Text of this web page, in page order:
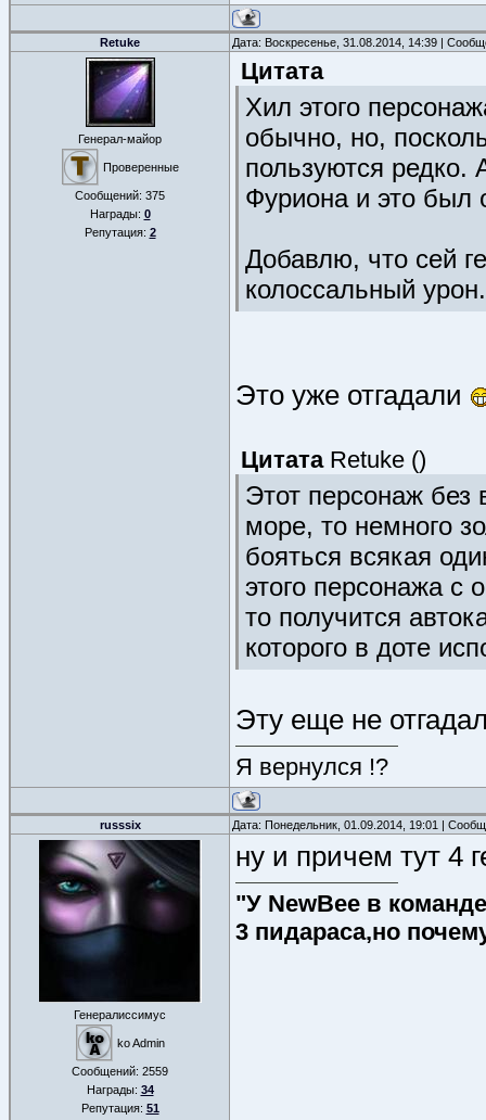
Retuke Дата: Воскресенье, 31.08.2014, 14:39 |
Генерал-майор
Проверенные
Сообщений: 375
Награды: 0
Репутация: 2
Цитата
Хил этого
обычно, но,
пользуются
Фуриона и это был
Добавлю, что сей
колоссальный урон.
Это уже отгадали
Цитата Retuke ()
Этот персонаж без
море, то немного
бояться всякая
этого персонажа с
то получится
которого в доте
Эту еще не
Я вернулся !?
russsix Дата: Понедельник, 01.09.2014, 19:01 |
Генералиссимус
ko Admin
Сообщений: 2559
Награды: 34
Репутация: 51
ну и причем тут 4
"У NewBee в
3 пидараса,но